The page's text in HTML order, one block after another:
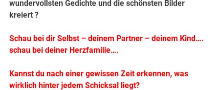
wundervollsten Gedichte und die schönsten Bilder
kreiert ?
Schau bei dir Selbst – deinem Partner – deinem Kind….
schau bei deiner Herzfamilie….
Kannst du nach einer gewissen Zeit erkennen, was
wirklich hinter jedem Schicksal liegt?